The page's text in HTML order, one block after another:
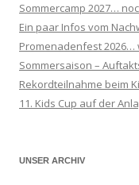
Sommercamp 2027…
Ein paar Infos vom
Promenadenfest 2026…
Sommersaison –
Rekordteilnahme beim
11. Kids Cup auf der
UNSER ARCHIV